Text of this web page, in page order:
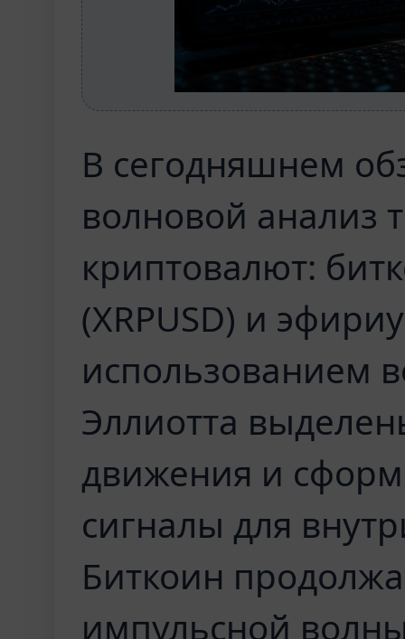
В сегодняшнем
волновой анализ
криптовалют:
(XRPUSD) и
использованием
Эллиотта
движения и
сигналы для
Биткоин
импульсной